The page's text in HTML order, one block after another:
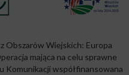
Obszarów Wiejskich: Europa
mająca na celu sprawne
Komunikacji współfinansowana